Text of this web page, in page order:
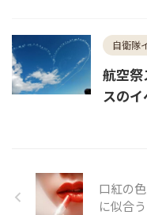
自衛隊
航空祭
スの
口紅の
に似合